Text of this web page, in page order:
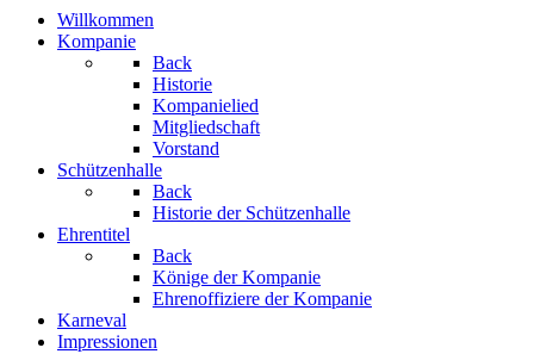
Willkommen
Kompanie
Back
Historie
Kompanielied
Mitgliedschaft
Vorstand
Schützenhalle
Back
Historie der Schützenhalle
Ehrentitel
Back
Könige der Kompanie
Ehrenoffiziere der Kompanie
Karneval
Impressionen